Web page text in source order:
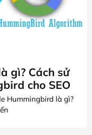
gì? Cách sử
cho SEO
Hummingbird là gì?